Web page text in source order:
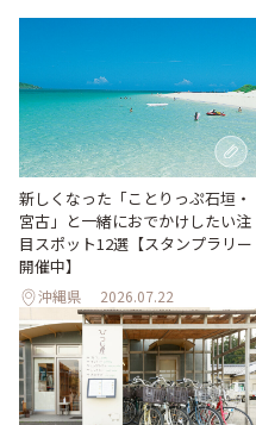
新しくなった「ことりっぷ石垣・
宮古」と一緒におでかけしたい注
目スポット12選【スタンプラリー
開催中】
沖縄県 2026.07.22